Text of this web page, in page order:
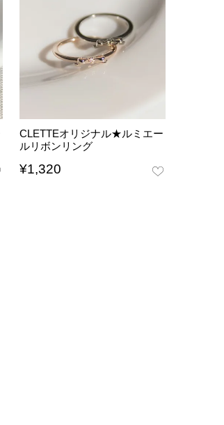
CLETTEオリジナル★ルミエー
ルリボンリング
¥1,320